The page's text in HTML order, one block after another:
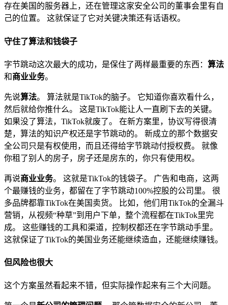
存在美国的服务器上，还在管理这家安全公司的董事会里有自
己的位置。 这就保证了它对关键决策还有话语权。
守住了算法和钱袋子
字节跳动这次最大的成功，是保住了两样最重要的东西： 算法
和商业业务。
先说算法。 算法就是TikTok的脑子。 它知道你喜欢看什么，
然后就给你推什么。 这是TikTok能让人一直刷下去的关键。
如果没了算法，TikTok就废了。 在新方案里，协议写得很清
楚，算法的知识产权还是字节跳动的。 新成立的那个数据安
全公司只是有权使用，而且还得给字节跳动付授权费。 就像
你租了别人的房子，房子还是房东的，你只有使用权。
再说商业业务。 这就是TikTok的钱袋子。 广告和电商，这两
个最赚钱的业务，都留在了字节跳动100%控股的公司里。 很
多品牌都靠TikTok在美国卖货。 比如，他们用TikTok的全漏斗
营销，从视频“种草”到用户下单，整个流程都在TikTok里完
成。 这些赚钱的工具和渠道，控制权都还在字节跳动手里。
这就保证了TikTok的美国业务还能继续造血，还能继续赚钱。
但风险也很大
这个方案虽然看起来不错，但实际操作起来有三个大问题。